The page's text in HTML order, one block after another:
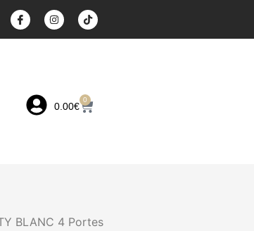
0.00€
0
BLANC 4 Portes